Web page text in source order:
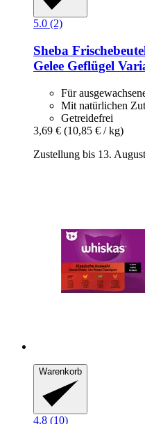
5.0 (2)
Sheba
Gelee Geflügel
Für
Mit natürlichen
Getreidefrei
3,69 € (10,85 € / kg)
Zustellung bis 13. August
Warenkorb
4.8 (10)